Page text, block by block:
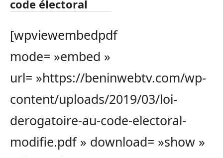
code électoral
[wpviewembedpdf
mode= »embed »
url= »https://beninwebtv.com/wp-
content/uploads/2019/03/loi-
derogatoire-au-code-electoral-
modifie.pdf » download= »show »